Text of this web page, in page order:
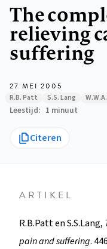
The
relieving
suffering
27 MEI 2005
R.B. Patt S.S. Lang
Leestijd 1 minuut
Citeren
ARTIKEL
R.B.Patt en S.S.Lang,
pain and suffering.